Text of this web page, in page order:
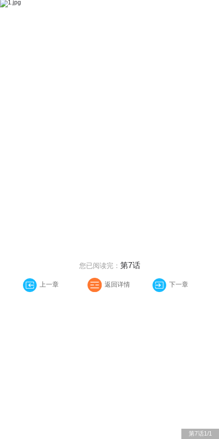
第7话1/1
您已阅读完： 第7话
上一章 返回详情 下一章